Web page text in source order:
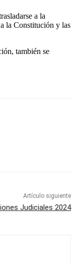
a la
la Constitución y las
también se
Artículo siguiente
Judiciales 2024